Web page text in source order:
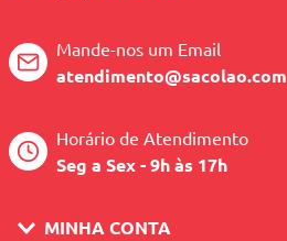
Mande-nos um Email
atendimento@sacolao.com
Horário de Atendimento
Seg a Sex - 9h às 17h
MINHA CONTA